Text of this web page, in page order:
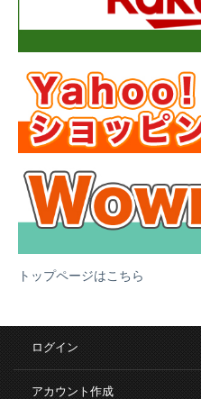
トップページはこちら
ログイン
アカウント作成